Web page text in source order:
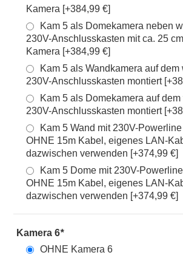
Kamera [+384,99 €]
Kam 5 als Domekamera neben
230V-Anschlusskasten mit ca. 25
Kamera [+384,99 €]
Kam 5 als Wandkamera auf dem
230V-Anschlusskasten montiert
Kam 5 als Domekamera auf
230V-Anschlusskasten montiert
Kam 5 Wand mit 230V-
OHNE 15m Kabel, eigenes LAN-
dazwischen verwenden [+374,99 €]
Kam 5 Dome mit 230V-
OHNE 15m Kabel, eigenes LAN-
dazwischen verwenden [+374,99 €]
Kamera 6*
OHNE Kamera 6